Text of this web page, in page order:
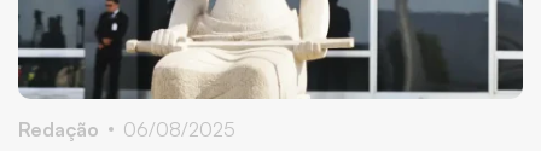
Redação 06/08/2025